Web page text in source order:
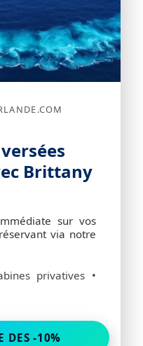
Brittany
sur vos
via notre
privatives •
DES -10%